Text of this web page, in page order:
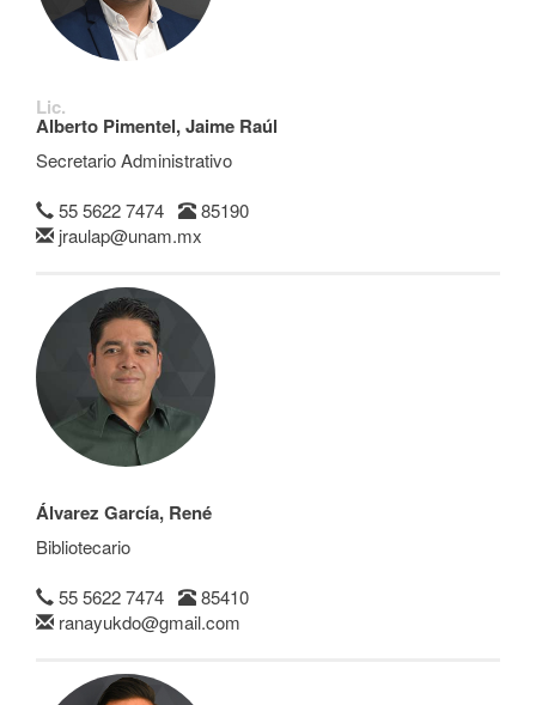
Lic.
Alberto Pimentel, Jaime Raúl
Secretario Administrativo
55 5622 7474
85190
jraulap@unam.mx
Álvarez García, René
Bibliotecario
55 5622 7474
85410
ranayukdo@gmail.com